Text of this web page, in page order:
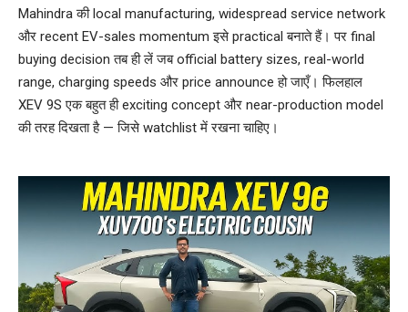
Mahindra की local manufacturing, widespread service network
और recent EV-sales momentum इसे practical बनाते हैं। पर final
buying decision तब ही लें जब official battery sizes, real-world
range, charging speeds और price announce हो जाएँ। फिलहाल
XEV 9S एक बहुत ही exciting concept और near-production model
की तरह दिखता है — जिसे watchlist में रखना चाहिए।